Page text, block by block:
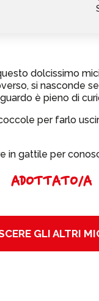
dolcissimo
si nasconde
è pieno di
per farlo
in gattile per
ADOTTATO/A
GLI ALTRI